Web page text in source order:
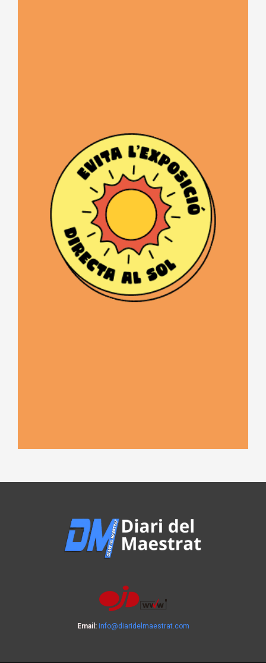
Email: info@diaridelmaestrat.com